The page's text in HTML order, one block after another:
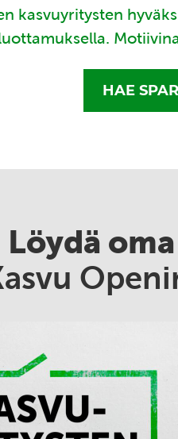
kasvuyritysten
HAE
Löydä